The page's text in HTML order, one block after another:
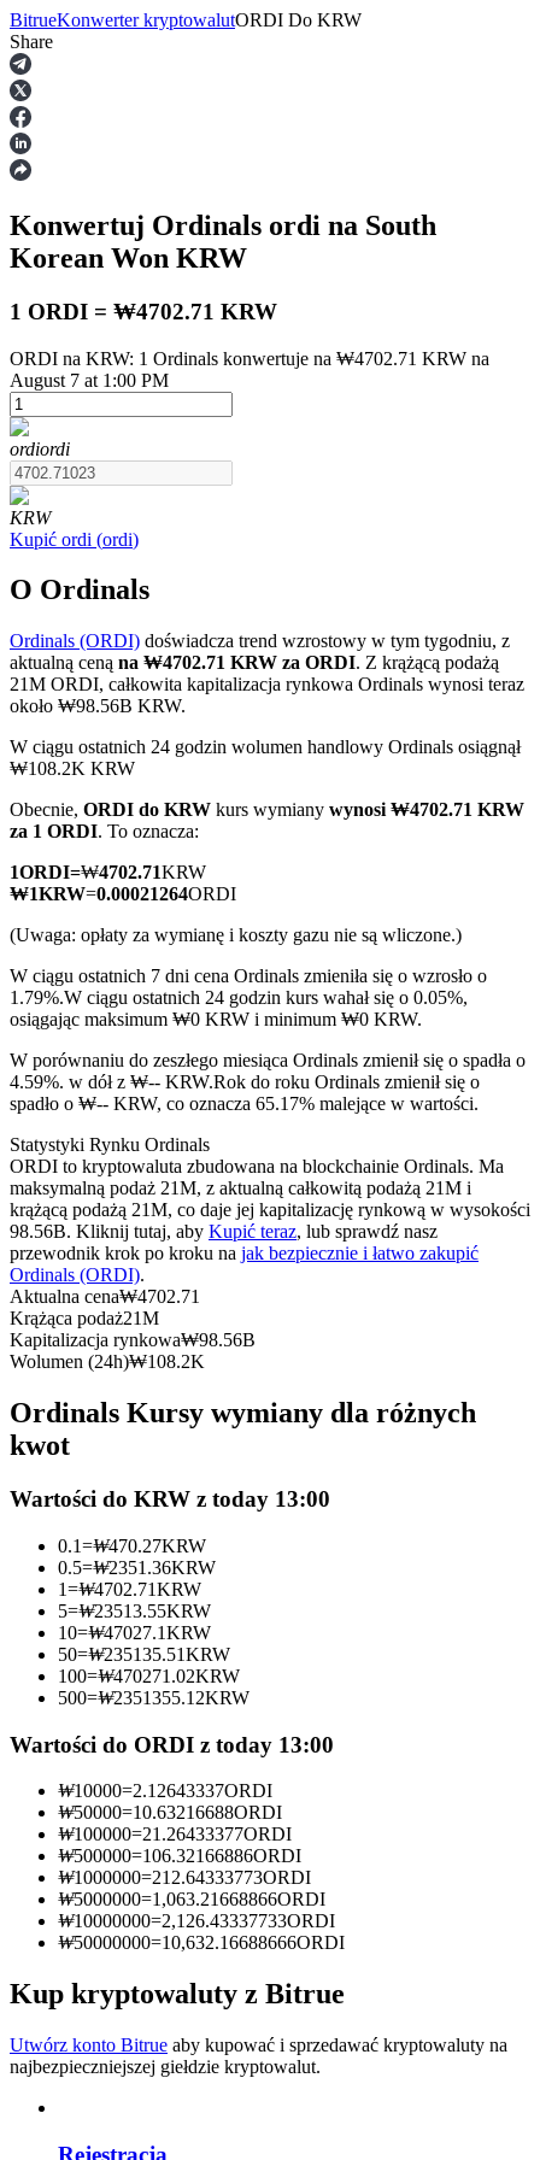
Kontrakty terminowe
Kontrakty terminowe na USDT
Kontrakty terminowe COIN-M
Kontrakty terminowe na kryptowaluty
TradFi
Instrumenty pochodne na akcje, forex, metale szlachetne i
towary
Kontrakty terminowe na USDC
Kopiowanie Transakcji
Dołącz do najlepszych traderów
Zostań traderem kopiującym
Ciesz się podziałem zysków i prowizjami z kopiowania
Analiza Big Data, w tym informacje handlowe itp.
BitrueKonwerter kryptowalutORDI Do KRW
Share
Konwertuj Ordinals ordi na South
Korean Won KRW
1 ORDI = ₩4702.71 KRW
ORDI na KRW: 1 Ordinals konwertuje na ₩4702.71 KRW na
August 7 at 1:00 PM
ordiordi
KRW
Kupić ordi (ordi)
O Ordinals
Ordinals (ORDI) doświadcza trend wzrostowy w tym tygodniu, z
aktualną ceną na ₩4702.71 KRW za ORDI. Z krążącą podażą
21M ORDI, całkowita kapitalizacja rynkowa Ordinals wynosi teraz
około ₩98.56B KRW.
W ciągu ostatnich 24 godzin wolumen handlowy Ordinals osiągnął
₩108.2K KRW
Obecnie, ORDI do KRW kurs wymiany wynosi ₩4702.71 KRW
za 1 ORDI. To oznacza:
1ORDI=₩4702.71KRW
₩1KRW=0.00021264ORDI
(Uwaga: opłaty za wymianę i koszty gazu nie są wliczone.)
W ciągu ostatnich 7 dni cena Ordinals zmieniła się o wzrosło o
1.79%.W ciągu ostatnich 24 godzin kurs wahał się o 0.05%,
osiągając maksimum ₩0 KRW i minimum ₩0 KRW.
W porównaniu do zeszłego miesiąca Ordinals zmienił się o spadła o
4.59%. w dół z ₩-- KRW.Rok do roku Ordinals zmienił się o
spadło o ₩-- KRW, co oznacza 65.17% malejące w wartości.
Statystyki Rynku Ordinals
ORDI to kryptowaluta zbudowana na blockchainie Ordinals. Ma
maksymalną podaż 21M, z aktualną całkowitą podażą 21M i
krążącą podażą 21M, co daje jej kapitalizację rynkową w wysokości
98.56B. Kliknij tutaj, aby Kupić teraz, lub sprawdź nasz
przewodnik krok po kroku na jak bezpiecznie i łatwo zakupić
Ordinals (ORDI).
Aktualna cena₩4702.71
Krążąca podaż21M
Kapitalizacja rynkowa₩98.56B
Wolumen (24h)₩108.2K
Ordinals Kursy wymiany dla różnych
kwot
Wartości do KRW z today 13:00
0.1=₩470.27KRW
0.5=₩2351.36KRW
1=₩4702.71KRW
5=₩23513.55KRW
10=₩47027.1KRW
50=₩235135.51KRW
100=₩470271.02KRW
500=₩2351355.12KRW
Wartości do ORDI z today 13:00
₩10000=2.12643337ORDI
₩50000=10.63216688ORDI
₩100000=21.26433377ORDI
₩500000=106.32166886ORDI
₩1000000=212.64333773ORDI
₩5000000=1,063.21668866ORDI
₩10000000=2,126.43337733ORDI
₩50000000=10,632.16688666ORDI
Kup kryptowaluty z Bitrue
Utwórz konto Bitrue aby kupować i sprzedawać kryptowaluty na
najbezpieczniejszej giełdzie kryptowalut.
Rejestracja